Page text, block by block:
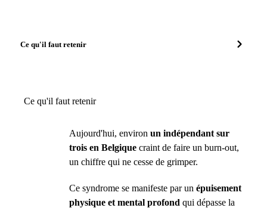
Ce qu'il faut retenir
Ce qu'il faut retenir
Aujourd'hui, environ un indépendant sur
trois en Belgique craint de faire un burn-out,
un chiffre qui ne cesse de grimper.
Ce syndrome se manifeste par un épuisement
physique et mental profond qui dépasse la